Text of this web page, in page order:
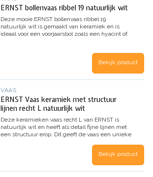
ERNST bollenvaas ribbel 19 natuurlijk wit
Deze mooie ERNST bollenvaas ribbel 19
natuurlijk wit is gemaakt van keramiek en is
ideaal voor een voorjaarsbol zoals een hyacint of
Bekijk product
VAAS
ERNST Vaas keramiek met structuur
lijnen recht L natuurlijk wit
Deze keramieken vaas recht L van ERNST is
natuurlijk wit en heeft als detail fijne lijnen met
een structuur erop. Dit geeft de vaas een unieke
Bekijk product